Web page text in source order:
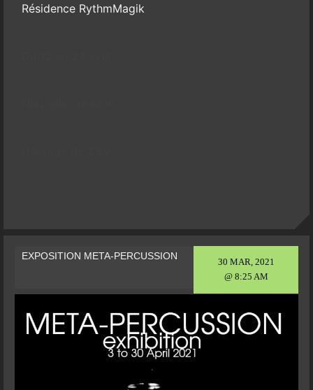
Résidence RythmMagik
30 MAR, 2021
@ 8:25 AM
EXPOSITION META-PERCUSSION